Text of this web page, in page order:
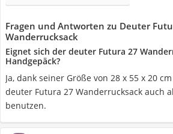
Fragen und Antworten zu Deuter
Wanderrucksack
Eignet sich der deuter Futura 27
Handgepäck?
Ja, dank seiner Größe von 28 x 55 x 20
deuter Futura 27 Wanderrucksack auch
benutzen.